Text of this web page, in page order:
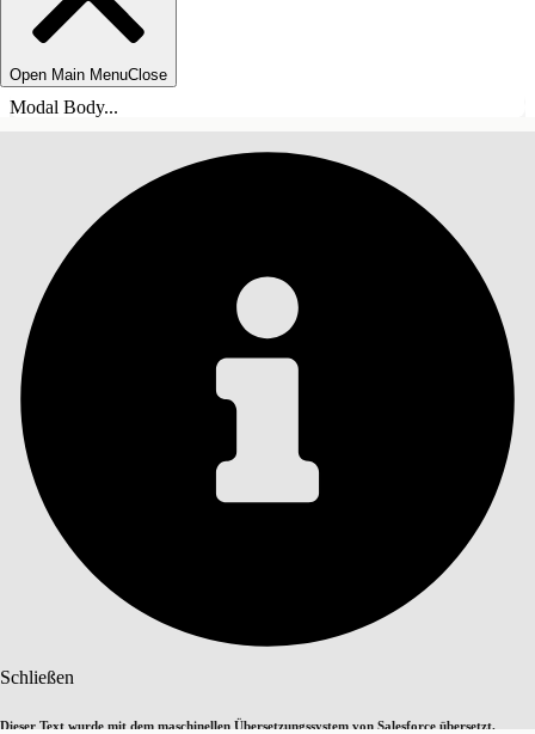
Open Main MenuClose
Modal Body...
Schließen
Dieser Text wurde mit dem maschinellen Übersetzungssystem von Salesforce übersetzt.
INHALT